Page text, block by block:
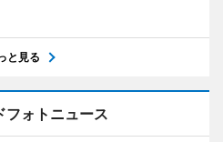
と見る
フォトニュース